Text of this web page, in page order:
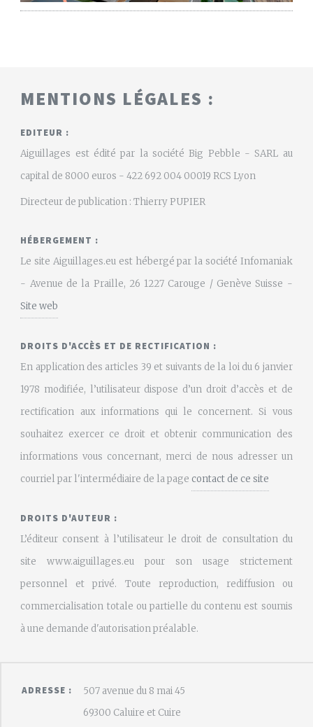
MENTIONS LÉGALES :
EDITEUR :
Aiguillages est édité par la société Big Pebble - SARL au
capital de 8000 euros - 422 692 004 00019 RCS Lyon
Directeur de publication : Thierry PUPIER
HÉBERGEMENT :
Le site Aiguillages.eu est hébergé par la société Infomaniak
- Avenue de la Praille, 26 1227 Carouge / Genève Suisse -
Site web
DROITS D'ACCÈS ET DE RECTIFICATION :
En application des articles 39 et suivants de la loi du 6 janvier
1978 modifiée, l’utilisateur dispose d’un droit d’accès et de
rectification aux informations qui le concernent. Si vous
souhaitez exercer ce droit et obtenir communication des
informations vous concernant, merci de nous adresser un
courriel par l'intermédiaire de la page contact de ce site
DROITS D'AUTEUR :
L’éditeur consent à l’utilisateur le droit de consultation du
site www.aiguillages.eu pour son usage strictement
personnel et privé. Toute reproduction, rediffusion ou
commercialisation totale ou partielle du contenu est soumis
à une demande d'autorisation préalable.
ADRESSE :
507 avenue du 8 mai 45
69300 Caluire et Cuire